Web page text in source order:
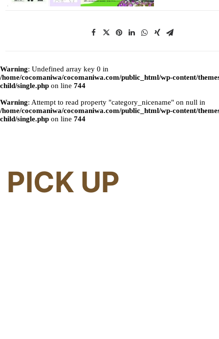
Warning: Undefined array key 0 in
/home/cocomaniwa/cocomaniwa.com/public_html/wp-content/
child/single.php on line 744
Warning: Attempt to read property "category_nicename" on null in
/home/cocomaniwa/cocomaniwa.com/public_html/wp-content/
child/single.php on line 744
PICK UP